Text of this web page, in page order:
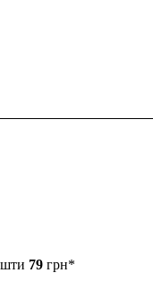
79 грн*